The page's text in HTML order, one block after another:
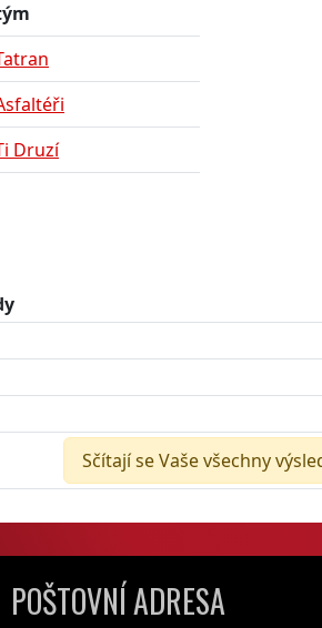
Druzí
Sčítají se Vaše všechny
POŠTOVNÍ ADRESA